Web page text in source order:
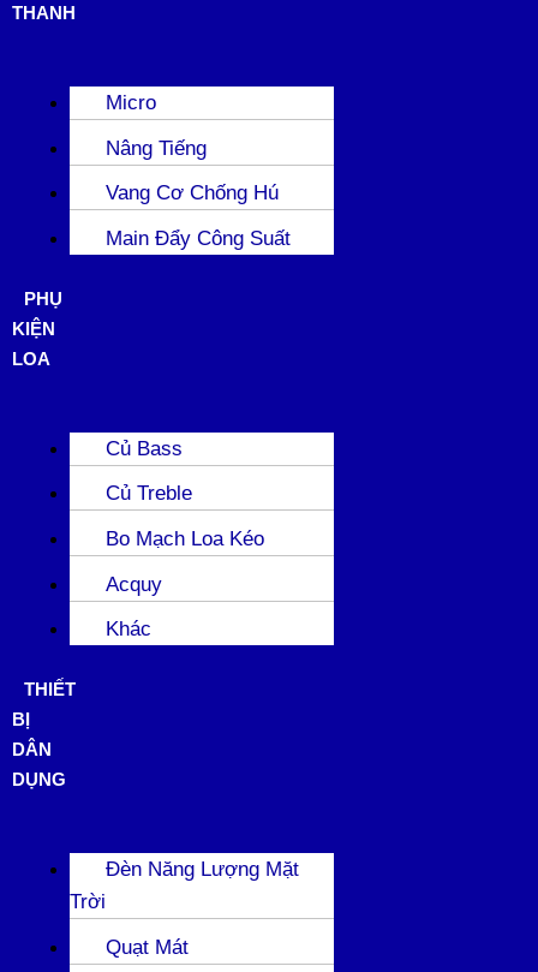
THANH
Micro
Nâng Tiếng
Vang Cơ Chống Hú
Main Đẩy Công Suất
PHỤ
KIỆN
LOA
Củ Bass
Củ Treble
Bo Mạch Loa Kéo
Acquy
Khác
THIẾT
BỊ
DÂN
DỤNG
Đèn Năng Lượng Mặt
Trời
Quạt Mát